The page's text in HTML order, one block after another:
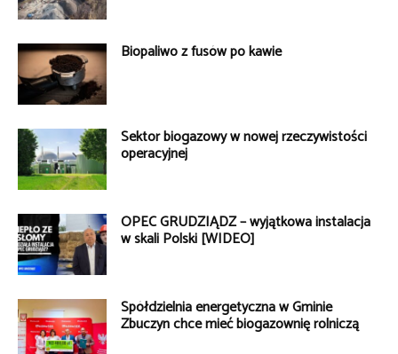
Biopaliwo z fusów po kawie
Sektor biogazowy w nowej rzeczywistości
operacyjnej
OPEC GRUDZIĄDZ – wyjątkowa instalacja
w skali Polski [WIDEO]
Spółdzielnia energetyczna w Gminie
Zbuczyn chce mieć biogazownię rolniczą